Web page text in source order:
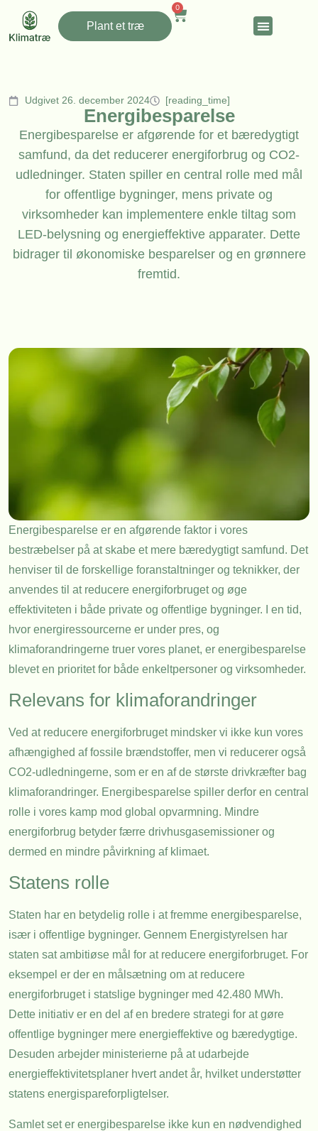
Plant et træ
0
Udgivet 26. december 2024 [reading_time]
Energibesparelse
Energibesparelse er afgørende for et bæredygtigt
samfund, da det reducerer energiforbrug og CO2-
udledninger. Staten spiller en central rolle med mål
for offentlige bygninger, mens private og
virksomheder kan implementere enkle tiltag som
LED-belysning og energieffektive apparater. Dette
bidrager til økonomiske besparelser og en grønnere
fremtid.
Energibesparelse er en afgørende faktor i vores
bestræbelser på at skabe et mere bæredygtigt samfund. Det
henviser til de forskellige foranstaltninger og teknikker, der
anvendes til at reducere energiforbruget og øge
effektiviteten i både private og offentlige bygninger. I en tid,
hvor energiressourcerne er under pres, og
klimaforandringerne truer vores planet, er energibesparelse
blevet en prioritet for både enkeltpersoner og virksomheder.
Relevans for klimaforandringer
Ved at reducere energiforbruget mindsker vi ikke kun vores
afhængighed af fossile brændstoffer, men vi reducerer også
CO2-udledningerne, som er en af de største drivkræfter bag
klimaforandringer. Energibesparelse spiller derfor en central
rolle i vores kamp mod global opvarmning. Mindre
energiforbrug betyder færre drivhusgasemissioner og
dermed en mindre påvirkning af klimaet.
Statens rolle
Staten har en betydelig rolle i at fremme energibesparelse,
især i offentlige bygninger. Gennem Energistyrelsen har
staten sat ambitiøse mål for at reducere energiforbruget. For
eksempel er der en målsætning om at reducere
energiforbruget i statslige bygninger med 42.480 MWh.
Dette initiativ er en del af en bredere strategi for at gøre
offentlige bygninger mere energieffektive og bæredygtige.
Desuden arbejder ministerierne på at udarbejde
energieffektivitetsplaner hvert andet år, hvilket understøtter
statens energispareforpligtelser.
Samlet set er energibesparelse ikke kun en nødvendighed